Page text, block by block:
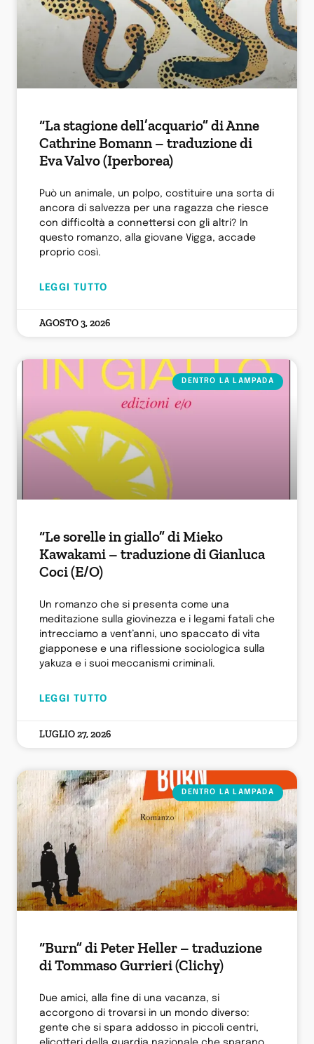
“La stagione dell’acquario” di Anne
Cathrine Bomann – traduzione di
Eva Valvo (Iperborea)
Può un animale, un polpo, costituire una sorta di
ancora di salvezza per una ragazza che riesce
con difficoltà a connettersi con gli altri? In
questo romanzo, alla giovane Vigga, accade
proprio così.
LEGGI TUTTO
AGOSTO 3, 2026
DENTRO LA LAMPADA
“Le sorelle in giallo” di Mieko
Kawakami – traduzione di Gianluca
Coci (E/O)
Un romanzo che si presenta come una
meditazione sulla giovinezza e i legami fatali che
intrecciamo a vent’anni, uno spaccato di vita
giapponese e una riflessione sociologica sulla
yakuza e i suoi meccanismi criminali.
LEGGI TUTTO
LUGLIO 27, 2026
DENTRO LA LAMPADA
“Burn” di Peter Heller – traduzione
di Tommaso Gurrieri (Clichy)
Due amici, alla fine di una vacanza, si
accorgono di trovarsi in un mondo diverso:
gente che si spara addosso in piccoli centri,